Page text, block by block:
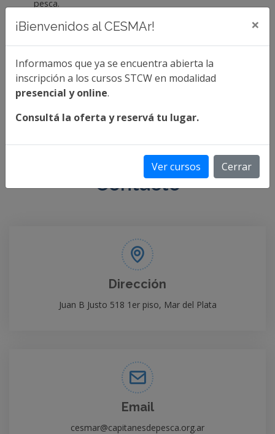
pesca.
INGRESÁ PARA CONOCER LAS FECHAS DE
EXÁMENES LIBRES
Más info
Contacto
Dirección
Juan B Justo 518 1er piso, Mar del Plata
Email
cesmar@capitanesdepesca.org.ar
¡Bienvenidos al CESMAr! ×
Informamos que ya se encuentra abierta la
inscripción a los cursos STCW en modalidad
presencial y online.
Consultá la oferta y reservá tu lugar.
Ver cursos Cerrar